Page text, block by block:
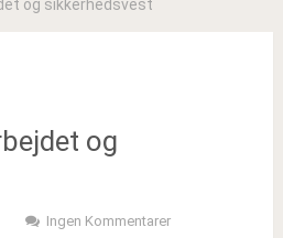
og sikkerhedsvest
og
Ingen Kommentarer